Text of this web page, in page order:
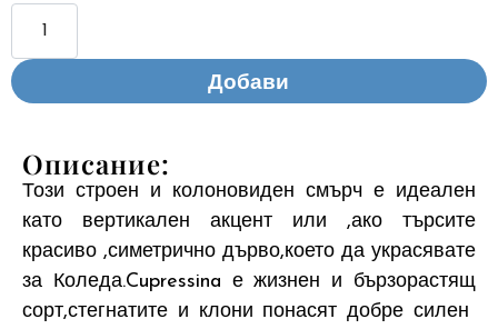
Добави
Описание:
Този строен и колоновиден смърч е идеален
като вертикален акцент или ,ако търсите
красиво ,симетрично дърво,което да украсявате
за Коледа.Cupressina е жизнен и бързорастящ
сорт,стегнатите и клони понасят добре силен